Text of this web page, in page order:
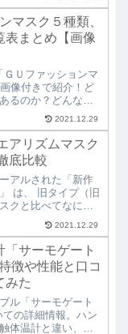
ことで、購入可能
時の注意点なども
マスク２を買う前
マスク５種類、
表まとめ【画像
ＧＵファッションマ
像付きで紹介！ど
るのか？どんなカ
れを選べばいいの
対して、特徴やマ
体的に紹介してい
ッションマスクを
2021.12.29
アリズムマスク
底比較
アルされた「新作
は、 旧タイプ（旧
クと比べてなにが
実際に購入してみ
、息苦しさなどを
ーしています。新
購入前に読めば、
ありません。
2021.12.29
サーモゲート
徴や性能と口コ
みた
ル「サーモゲート
の詳細情報。ハン
体温計と違い、入